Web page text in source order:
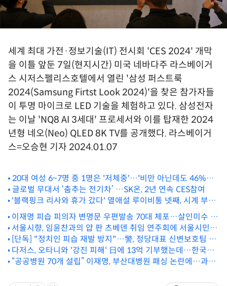
세계 최대 가전·정보기술(IT) 전시회 'CES 2024' 개막
을 이틀 앞둔 7일(현지시간) 미국 네바다주 라스베이거
스 시저스펠리스호텔에서 열린 '삼성 퍼스트룩
2024(Samsung Firtst Look 2024)'을 찾은 참가자들
이 투명 마이크로 LED 기술을 체험하고 있다. 삼성전자
는 이날 'NQ8 AI 3세대' 프로세서와 이를 탑재한 2024
년형 네오(Neo) QLED 8K TV를 공개했다. 라스베이거
스=오승현 기자 2024.01.07
20대 여성 6~7명 중 1명은 '저체중'…'비만 아닌데도 46%는
다이어트'
글로벌 무대서 ‘춤추는 전기차’ …SK온, 2년 연속 CES참여
'블랙핑크 리사와 휴가 갔다' 열애설 루이비통 넷째, 시계 부문
CEO로 승진
이재명 피습 피의자 변명문 우편발송 70대 체포…살인미수 방
조 혐의(종합)
서울시향, 임윤찬과의 얍 판 츠베덴 취임 연주회에 서울시민
100명 초청
[단독] "정치인 피습 재발 방지"…警, 정당대표 신변보호팀 인
력풀 만든다
다저스, 오타니와 '강진 피해' 日에 13억 기부했는데…한국은
분통 터질 일, 왜?
“공공병원 70개 설립” 이재명, 부산대병원 패싱 논란에…과거